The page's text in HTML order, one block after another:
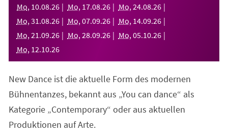
Mo, 10.08.26 Mo, 17.08.26 Mo, 24.08.26
Mo, 31 .08.26 Mo, 07.09.26 Mo, 14.09.26
Mo, 21 .09.26 Mo, 28.09.26 Mo, 05.10.26
Mo, 12.10.26
New Dance ist die aktuelle Form des modernen
Bühnentanzes, bekannt aus „You can dance“ als
Kategorie „Contemporary“ oder aus aktuellen
Produktionen auf Arte.